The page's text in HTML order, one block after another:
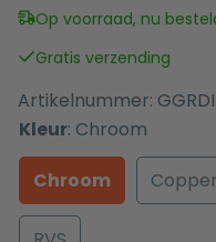
prijs
was:
€ 829,00.
prijs
is:
€ 529,00.
Op voorraad, nu
Gratis verzending
Artikelnummer:
Kleur: Chroom
Chroom
Copper